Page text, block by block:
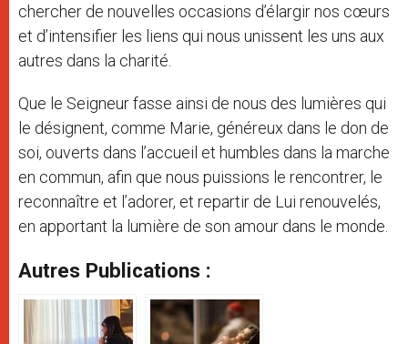
chercher de nouvelles occasions d’élargir nos cœurs
et d’intensifier les liens qui nous unissent les uns aux
autres dans la charité.
Que le Seigneur fasse ainsi de nous des lumières qui
le désignent, comme Marie, généreux dans le don de
soi, ouverts dans l’accueil et humbles dans la marche
en commun, afin que nous puissions le rencontrer, le
reconnaître et l’adorer, et repartir de Lui renouvelés,
en apportant la lumière de son amour dans le monde.
Autres Publications :